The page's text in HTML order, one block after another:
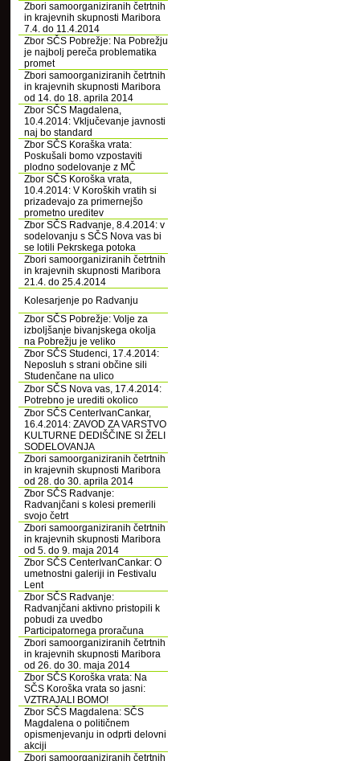
Zbori samoorganiziranih četrtnih
in krajevnih skupnosti Maribora
7.4. do 11.4.2014
Zbor SČS Pobrežje: Na Pobrežju
je najbolj pereča problematika
promet
Zbori samoorganiziranih četrtnih
in krajevnih skupnosti Maribora
od 14. do 18. aprila 2014
Zbor SČS Magdalena,
10.4.2014: Vključevanje javnosti
naj bo standard
Zbor SČS Koraška vrata:
Poskušali bomo vzpostaviti
plodno sodelovanje z MČ
Zbor SČS Koroška vrata,
10.4.2014: V Koroških vratih si
prizadevajo za primernejšo
prometno ureditev
Zbor SČS Radvanje, 8.4.2014: v
sodelovanju s SČS Nova vas bi
se lotili Pekrskega potoka
Zbori samoorganiziranih četrtnih
in krajevnih skupnosti Maribora
21.4. do 25.4.2014
Kolesarjenje po Radvanju
Zbor SČS Pobrežje: Volje za
izboljšanje bivanjskega okolja
na Pobrežju je veliko
Zbor SČS Studenci, 17.4.2014:
Neposluh s strani občine sili
Studenčane na ulico
Zbor SČS Nova vas, 17.4.2014:
Potrebno je urediti okolico
Zbor SČS CenterIvanCankar,
16.4.2014: ZAVOD ZA VARSTVO
KULTURNE DEDIŠČINE SI ŽELI
SODELOVANJA
Zbori samoorganiziranih četrtnih
in krajevnih skupnosti Maribora
od 28. do 30. aprila 2014
Zbor SČS Radvanje:
Radvanjčani s kolesi premerili
svojo četrt
Zbori samoorganiziranih četrtnih
in krajevnih skupnosti Maribora
od 5. do 9. maja 2014
Zbor SČS CenterIvanCankar: O
umetnostni galeriji in Festivalu
Lent
Zbor SČS Radvanje:
Radvanjčani aktivno pristopili k
pobudi za uvedbo
Participatornega proračuna
Zbori samoorganiziranih četrtnih
in krajevnih skupnosti Maribora
od 26. do 30. maja 2014
Zbor SČS Koroška vrata: Na
SČS Koroška vrata so jasni:
VZTRAJALI BOMO!
Zbor SČS Magdalena: SČS
Magdalena o političnem
opismenjevanju in odprti delovni
akciji
Zbori samoorganiziranih četrtnih